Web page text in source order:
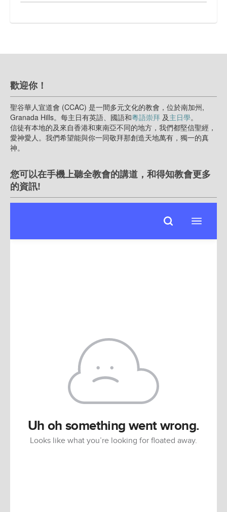
歡迎你！
聖谷華人宣道會 (CCAC) 是一間多元文化的教會，位於南加州,
Granada Hills。每主日有英語、國語和粵語崇拜 及主日學。
信徒有本地的及來自香港和東南亞不同的地方，我們都堅信聖經，
愛神愛人。我們希望能與你一同敬拜那創造天地萬有，獨一的真
神。
您可以在手機上聽全教會的講道，和得知教會更多
的資訊!